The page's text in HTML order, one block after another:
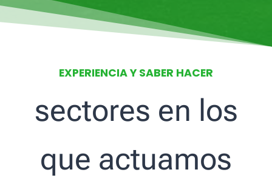
EXPERIENCIA Y SABER HACER
sectores en los
que actuamos